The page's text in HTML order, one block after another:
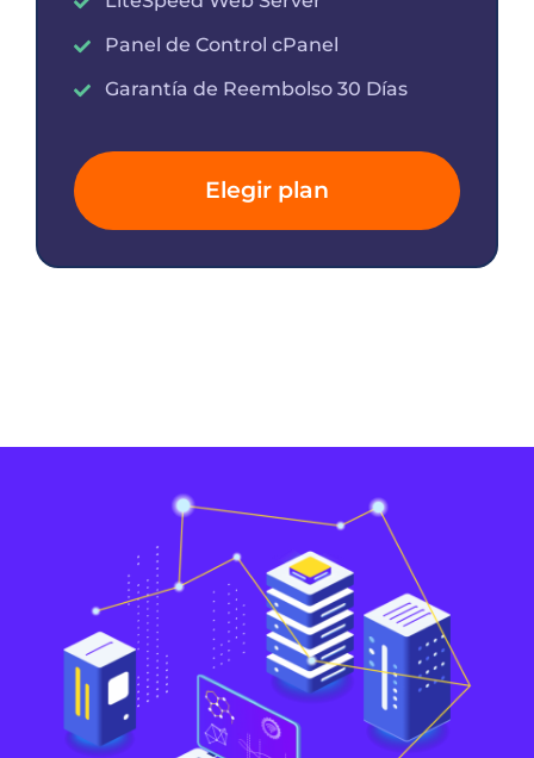
Panel de Control cPanel
Garantía de Reembolso 30 Días
Elegir plan